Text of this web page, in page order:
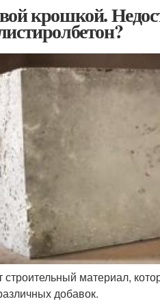
крошкой.
материал,
добавок.